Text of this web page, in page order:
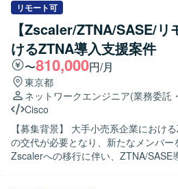
め、クラウドベースのエンドポイン
とができるポジションです。 【開発環境】 Entra ID、Intune、AVDなどのクラウドベースのID
管理およびデバイス管理環境を利用
におけるフロント対応および推進、
整・折衝業務も担当していただきま
してタスク管理や進捗管理も行っていただきます。 【求める人物像
省庁のドキュメント文化を理解し、
ります。関係者との合意形成を主体
できる方が望ましいです。 【ポジションの魅力】 中央省庁向けの中・大規模ネットワークイン
フラ案件にリードSEとして参画でき
持って関わることができます。要件
で、ネットワークおよびインフラ領域の経
中・大規模ネットワーク環境（SD-
合わせたハイブリッドインフラ環境
リモート可
【Zscaler/ZTNA/SASE/
けるZTNA導入支援案件
〜810,000円/月
東京都
ネットワークエンジニア(業務委託
Cisco
【募集背景】 大手小売系企業におけ
の交代が必要となり、新たなメンバーを募集する案件です
Zscalerへの移行に伴い、ZTNA/